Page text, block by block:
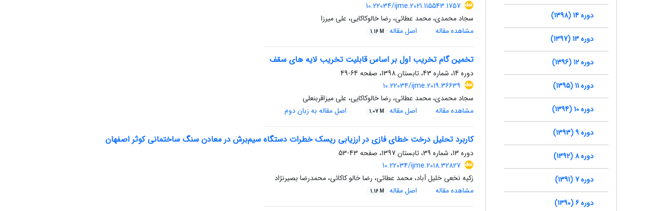
10.22034/ijme.2021.115543.1757
سجاد محمدی، محمد عطائی، رضا خالوکاکایی، علی میرزا
مشاهده مقاله
اصل مقاله 1.16 M
تخمین گام تخریب اول بر اساس قابلیت تخریب لایه های سقف
دوره 14، شماره 43، تابستان 1398، صفحه
64-49
10.22034/ijme.2019.36639
سجاد محمدی، محمد عطائی، رضا خالوکاکایی، علی میزاقربنعلی
مشاهده مقاله
اصل مقاله 1.07 M اصل مقاله به زبان دوم
کاربرد تحلیل درخت خطای فازی در ارزیابی ریسک خطرات دستگاه سیم‌برش در معادن سنگ ساختمانی کوثر اصفهان
دوره 13، شماره 39، تابستان 1397، صفحه
43-53
10.22034/ijme.2018.32827
زکیه نخعی خلیل آباد، محمد عطائی، رضا خالو کاکائی، محمدرضا بصیرنژاد
مشاهده مقاله
اصل مقاله 1.16 M
دوره 14 (1398)
دوره 13 (1397)
دوره 12 (1396)
دوره 11 (1395)
دوره 10 (1394)
دوره 9 (1393)
دوره 8 (1392)
دوره 7 (1391)
دوره 6 (1390)